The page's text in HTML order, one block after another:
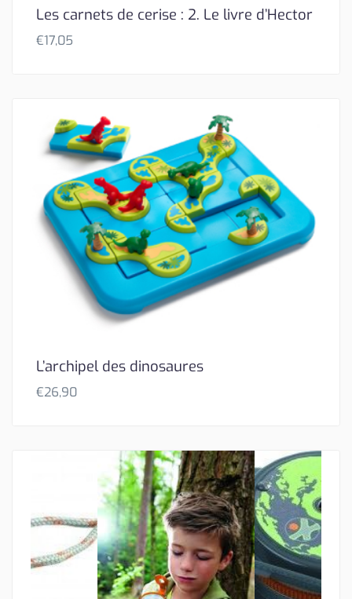
Les carnets de cerise : 2. Le livre d’Hector
€17,05
L’archipel des dinosaures
€26,90